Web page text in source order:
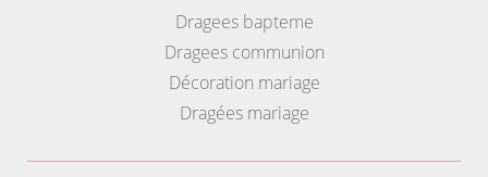
Dragees bapteme
Dragees communion
Décoration mariage
Dragées mariage